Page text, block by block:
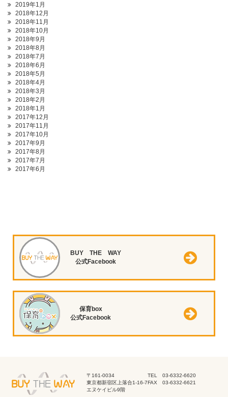
2019年1月
2018年12月
2018年11月
2018年10月
2018年9月
2018年8月
2018年7月
2018年6月
2018年5月
2018年4月
2018年3月
2018年2月
2018年1月
2017年12月
2017年11月
2017年10月
2017年9月
2017年8月
2017年7月
2017年6月
BUY THE WAY
公式Facebook
保育box
公式Facebook
〒161-0034
東京都新宿区上落合1-16-7
エヌケイビル9階
TEL 03-6332-6620
FAX 03-6332-6621